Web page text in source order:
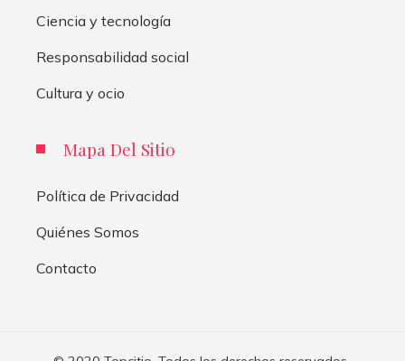
Ciencia y tecnología
Responsabilidad social
Cultura y ocio
Mapa Del Sitio
Política de Privacidad
Quiénes Somos
Contacto